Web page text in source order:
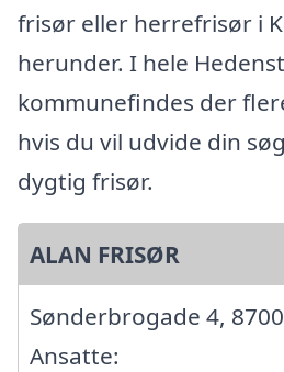
frisør eller herrefrisør i
herunder. I hele
kommunefindes der
hvis du vil udvide din
dygtig frisør.
ALAN FRISØR
Sønderbrogade 4,
Ansatte: